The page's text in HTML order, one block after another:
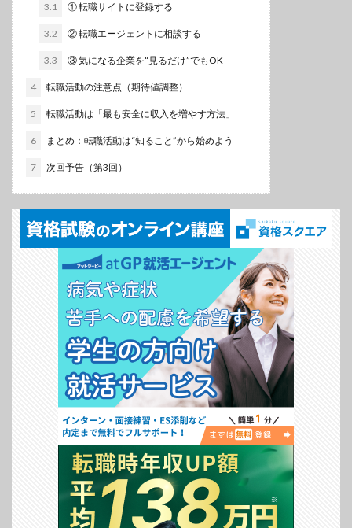
3.1 ① 転職サイトに登録する
3.2 ② 転職エージェントに相談する
3.3 ③ 気になる企業を“見るだけ”でもOK
4 転職活動の注意点（期待値調整）
5 転職活動は「最も安全に収入を増やす方法」
6 まとめ：転職活動は“知ること”から始めよう
7 次回予告（第3回）